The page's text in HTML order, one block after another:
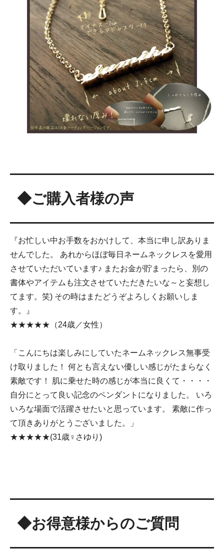
◆ご購入者様の声
『お忙しい中お手数をおかけして、本当に申し訳ありま
せんでした。 あれからほぼ毎日ネームネックレスを愛用
させていただいています♪ またお金が貯まったら、別の
書体やアイテムも注文させていただきたいな～と妄想し
てます。笑) その時はまたどうぞよろしくお願いしま
す。』
★★★★★（24歳／女性）
「こんにちは楽しみにしていたネームネックレス無事受
け取りました！ 何とも言えない優しい感じがたまらなく
素敵です！ 肌に乗せた時の感じが本当に良くて・・・・
自分にとって良い記念のペンダントになりました。 いろ
いろな場面で活躍させたいと思っています。 素敵に作っ
て頂きありがとうございました。」
★★★★★(31歳♀さゆり)
◆お得意様からのご質問